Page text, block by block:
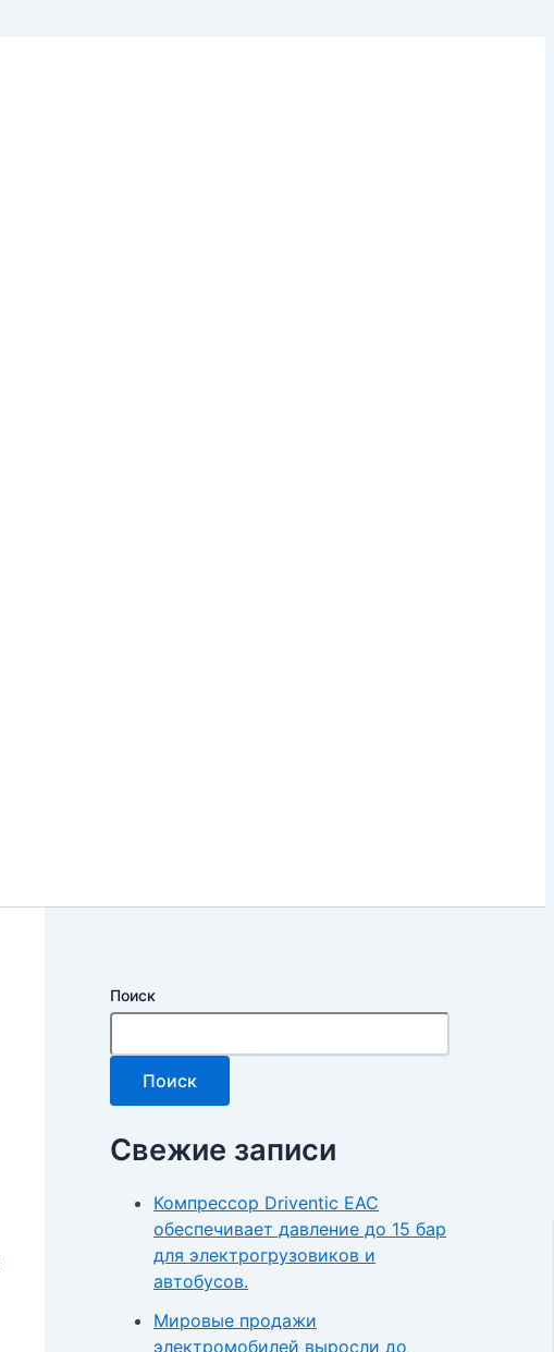
Поиск
Поиск
Свежие записи
Компрессор Driventic EAC
обеспечивает давление до 15 бар
для электрогрузовиков и
автобусов.
Мировые продажи
электромобилей выросли до